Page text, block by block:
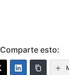
Comparte esto: